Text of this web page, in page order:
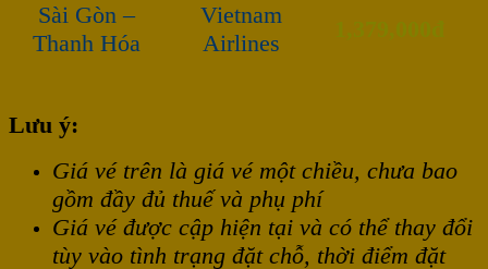
Sài Gòn –
Thanh Hóa
Vietnam
Airlines
Lưu ý:
Giá vé trên là giá vé một chiều, chưa bao
gồm đầy đủ thuế và phụ phí
Giá vé được cập hiện tại và có thể thay đổi
tùy vào tình trạng đặt chỗ, thời điểm đặt